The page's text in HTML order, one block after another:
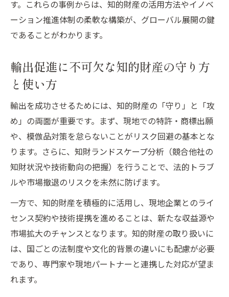
す。これらの事例からは、知的財産の活用方法やイノベ
ーション推進体制の柔軟な構築が、グローバル展開の鍵
であることがわかります。
輸出促進に不可欠な知的財産の守り方
と使い方
輸出を成功させるためには、知的財産の「守り」と「攻
め」の両面が重要です。まず、現地での特許・商標出願
や、模倣品対策を怠らないことがリスク回避の基本とな
ります。さらに、知財ランドスケープ分析（競合他社の
知財状況や技術動向の把握）を行うことで、法的トラブ
ルや市場撤退のリスクを未然に防げます。
一方で、知的財産を積極的に活用し、現地企業とのライ
センス契約や技術提携を進めることは、新たな収益源や
市場拡大のチャンスとなります。知的財産の取り扱いに
は、国ごとの法制度や文化的背景の違いにも配慮が必要
であり、専門家や現地パートナーと連携した対応が望ま
れます。